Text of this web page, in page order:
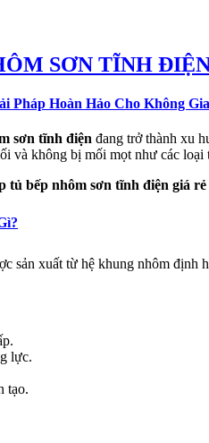
SƠN TĨNH
Pháp Hoàn Hảo Cho Không
sơn tĩnh điện đang trở thành xu
và không bị mối mọt như các loại
tủ bếp nhôm sơn tĩnh điện giá
sản xuất từ hệ khung nhôm định
lực.
tạo.